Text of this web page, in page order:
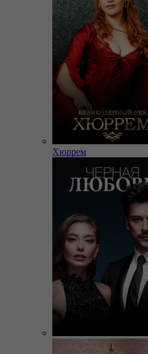
Хюррем